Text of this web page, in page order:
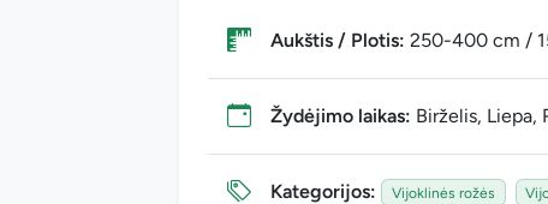
Aukštis / Plotis: 250-400 cm /
Žydėjimo laikas: Birželis, Liepa,
Kategorijos: Vijoklinės rožės